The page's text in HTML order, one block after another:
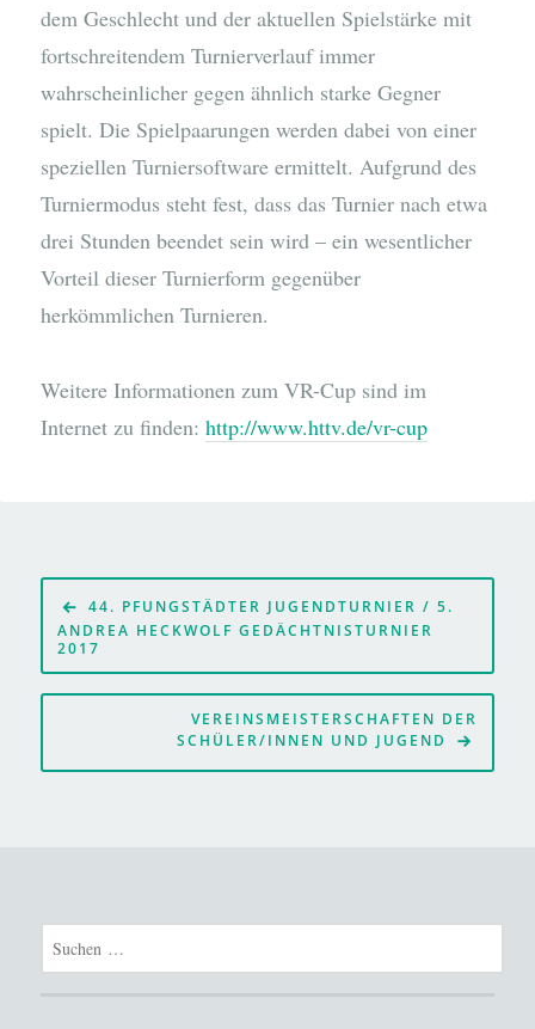
dem Geschlecht und der aktuellen Spielstärke mit
fortschreitendem Turnierverlauf immer
wahrscheinlicher gegen ähnlich starke Gegner
spielt. Die Spielpaarungen werden dabei von einer
speziellen Turniersoftware ermittelt. Aufgrund des
Turniermodus steht fest, dass das Turnier nach etwa
drei Stunden beendet sein wird – ein wesentlicher
Vorteil dieser Turnierform gegenüber
herkömmlichen Turnieren.
Weitere Informationen zum VR-Cup sind im
Internet zu finden:http://www.httv.de/vr-cup
Beitragsnavigation
44. PFUNGSTÄDTER JUGENDTURNIER / 5.
ANDREA HECKWOLF GEDÄCHTNISTURNIER
2017
VEREINSMEISTERSCHAFTEN DER
SCHÜLER/INNEN UND JUGEND
Suchen
nach: